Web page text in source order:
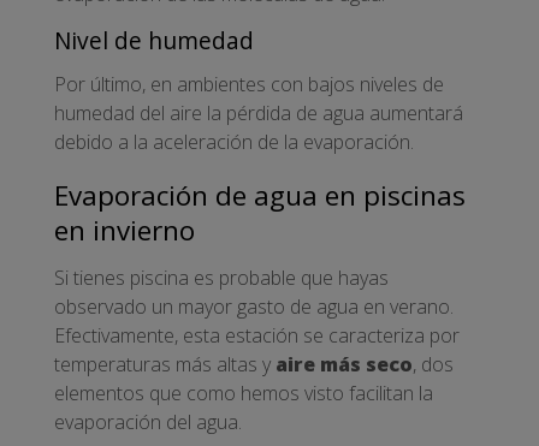
Nivel de humedad
Por último, en ambientes con bajos niveles de
humedad del aire la pérdida de agua aumentará
debido a la aceleración de la evaporación.
Evaporación de agua en piscinas
en invierno
Si tienes piscina es probable que hayas
observado un mayor gasto de agua en verano.
Efectivamente, esta estación se caracteriza por
temperaturas más altas y aire más seco, dos
elementos que como hemos visto facilitan la
evaporación del agua.